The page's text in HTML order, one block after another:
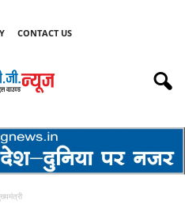
CONTACT US